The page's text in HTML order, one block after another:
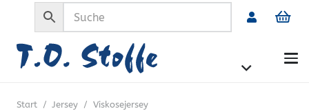
Start / Jersey / Viskosejersey